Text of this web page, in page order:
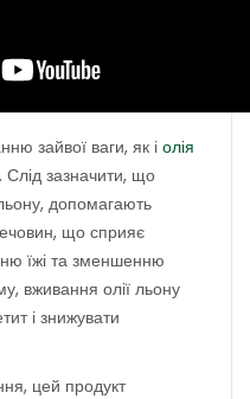
зайвої ваги, як іолія
зазначити, що
допомагають
що сприяє
їжі та зменшенню
вживання олії льону
і знижувати
цей продукт